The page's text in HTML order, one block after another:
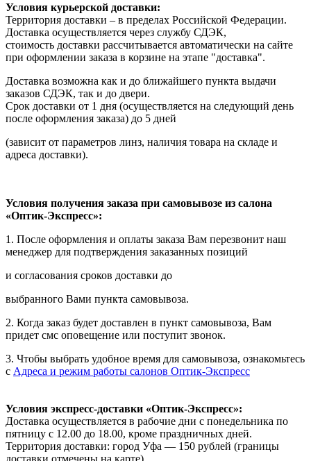
Условия курьерской доставки:
Территория доставки – в пределах Российской Федерации.
Доставка осуществляется через службу СДЭК,
стоимость доставки рассчитывается автоматически на сайте
при оформлении заказа в корзине на этапе "доставка".
Доставка возможна как и до ближайшего пункта выдачи
заказов СДЭК, так и до двери.
Срок доставки от 1 дня (осуществляется на следующий день
после оформления заказа) до 5 дней
(зависит от параметров линз, наличия товара на складе и
адреса доставки).
Условия получения заказа при самовывозе из салона
«Оптик-Экспресс»:
1. После оформления и оплаты заказа Вам перезвонит наш
менеджер для подтверждения заказанных позиций
и согласования сроков доставки до
выбранного Вами пункта самовывоза.
2. Когда заказ будет доставлен в пункт самовывоза, Вам
придет смс оповещение или поступит звонок.
3. Чтобы выбрать удобное время для самовывоза, ознакомьтесь
с Адреса и режим работы салонов Оптик-Экспресс
Условия экспресс-доставки «Оптик-Экспресс»:
Доставка осуществляется в рабочие дни с понедельника по
пятницу с 12.00 до 18.00, кроме праздничных дней.
Территория доставки: город Уфа — 150 рублей (границы
доставки отмечены на карте).